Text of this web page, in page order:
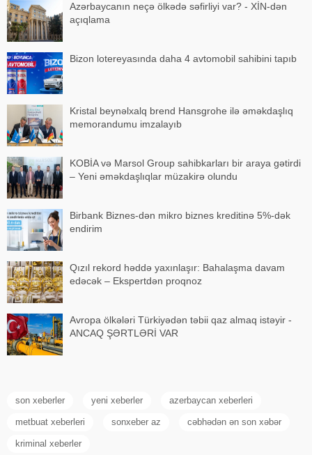
Azərbaycanın neçə ölkədə səfirliyi var? - XİN-dən
açıqlama
Bizon lotereyasında daha 4 avtomobil sahibini tapıb
Kristal beynəlxalq brend Hansgrohe ilə əməkdaşlıq
memorandumu imzalayıb
KOBİA və Marsol Group sahibkarları bir araya gətirdi
– Yeni əməkdaşlıqlar müzakirə olundu
Birbank Biznes-dən mikro biznes kreditinə 5%-dək
endirim
Qızıl rekord həddə yaxınlaşır: Bahalaşma davam
edəcək – Ekspertdən proqnoz
Avropa ölkələri Türkiyədən təbii qaz almaq istəyir -
ANCAQ ŞƏRTLƏRİ VAR
son xeberler yeni xeberler azerbaycan xeberleri
metbuat xeberleri sonxeber az cəbhədən ən son xəbər
kriminal xeberler